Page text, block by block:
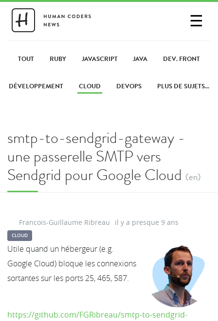
☰
PARTAGER UN LIEN
TOUT RUBY JAVASCRIPT JAVA DEV. FRONT
DÉVELOPPEMENT CLOUD DEVOPS PLUS DE SUJETS...
smtp-to-sendgrid-gateway -
une passerelle SMTP vers
Sendgrid pour Google Cloud (en)
Francois-Guillaume Ribreau il y a presque 9 ans
CLOUD
Utile quand un hébergeur (e.g.
Google Cloud) bloque les connexions
sortantes sur les ports 25, 465, 587.
https://github.com/FGRibreau/smtp-to-sendgrid-